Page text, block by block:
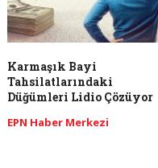
Karmaşık Bayi
Tahsilatlarındaki
Düğümleri Lidio Çözüyor
EPN Haber Merkezi